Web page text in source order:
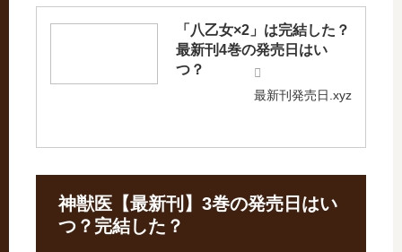
「八乙女×2」は完結した？
最新刊4巻の発売日はい
つ？
最新刊発売日.xyz
神獣医【最新刊】3巻の発売日はい
つ？完結した？